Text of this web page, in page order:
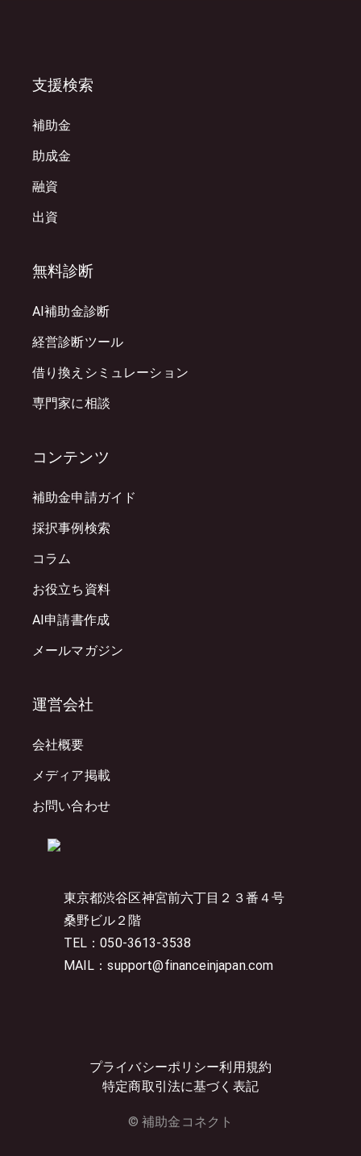
東京都渋谷区神宮前六丁目２３番４号
桑野ビル２階
TEL：050-3613-3538
MAIL：support@financeinjapan.com
プライバシーポリシー利用規約
特定商取引法に基づく表記
© 補助金コネクト
支援検索
補助金
助成金
融資
出資
無料診断
AI補助金診断
経営診断ツール
借り換えシミュレーション
専門家に相談
コンテンツ
補助金申請ガイド
採択事例検索
コラム
お役立ち資料
AI申請書作成
メールマガジン
運営会社
会社概要
メディア掲載
お問い合わせ